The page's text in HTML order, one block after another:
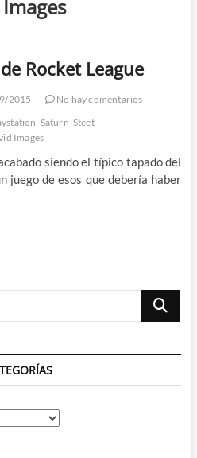
Rocket League
2015
No hay comentarios
Saturn Steet
Images
siendo el típico tapado del
juego de esos que debería haber
Buscar